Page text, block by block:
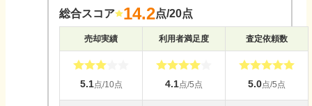
総合スコア 14.2点/20点
売却実績 利用者満足度 査定依頼数
5.1点/10点 4.1点/5点 5.0点/5点